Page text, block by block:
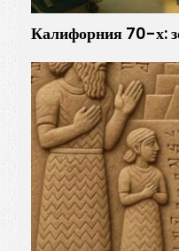
Калифорния 70-х: